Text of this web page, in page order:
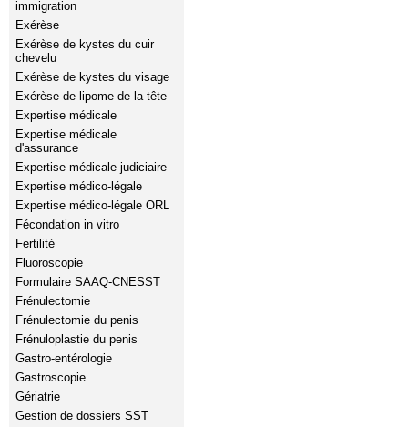
immigration
Exérèse
Exérèse de kystes du cuir
chevelu
Exérèse de kystes du visage
Exérèse de lipome de la tête
Expertise médicale
Expertise médicale
d'assurance
Expertise médicale judiciaire
Expertise médico-légale
Expertise médico-légale ORL
Fécondation in vitro
Fertilité
Fluoroscopie
Formulaire SAAQ-CNESST
Frénulectomie
Frénulectomie du penis
Frénuloplastie du penis
Gastro-entérologie
Gastroscopie
Gériatrie
Gestion de dossiers SST